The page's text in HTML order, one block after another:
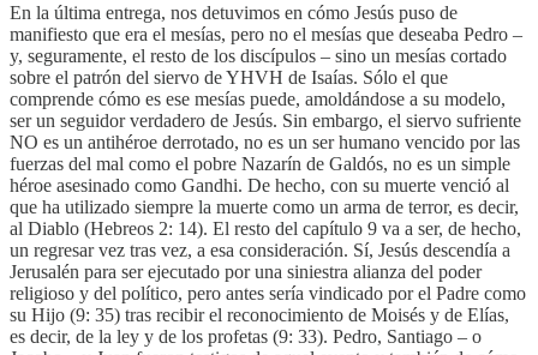
En la última entrega, nos detuvimos en cómo Jesús puso de
manifiesto que era el mesías, pero no el mesías que deseaba Pedro –
y, seguramente, el resto de los discípulos – sino un mesías cortado
sobre el patrón del siervo de YHVH de Isaías. Sólo el que
comprende cómo es ese mesías puede, amoldándose a su modelo,
ser un seguidor verdadero de Jesús. Sin embargo, el siervo sufriente
NO es un antihéroe derrotado, no es un ser humano vencido por las
fuerzas del mal como el pobre Nazarín de Galdós, no es un simple
héroe asesinado como Gandhi. De hecho, con su muerte venció al
que ha utilizado siempre la muerte como un arma de terror, es decir,
al Diablo (Hebreos 2: 14). El resto del capítulo 9 va a ser, de hecho,
un regresar vez tras vez, a esa consideración. Sí, Jesús descendía a
Jerusalén para ser ejecutado por una siniestra alianza del poder
religioso y del político, pero antes sería vindicado por el Padre como
su Hijo (9: 35) tras recibir el reconocimiento de Moisés y de Elías,
es decir, de la ley y de los profetas (9: 33). Pedro, Santiago – o